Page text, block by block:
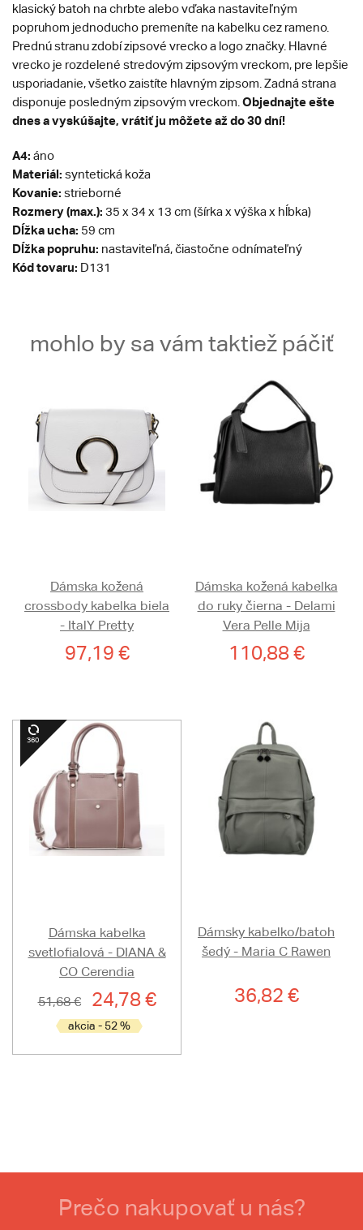
klasický batoh na chrbte alebo vďaka nastaviteľným
popruhom jednoducho premeníte na kabelku cez rameno.
Prednú stranu zdobí zipsové vrecko a logo značky. Hlavné
vrecko je rozdelené stredovým zipsovým vreckom, pre lepšie
usporiadanie, všetko zaistíte hlavným zipsom. Zadná strana
disponuje posledným zipsovým vreckom. Objednajte ešte
dnes a vyskúšajte, vrátiť ju môžete až do 30 dní!
A4: áno
Materiál: syntetická koža
Kovanie: strieborné
Rozmery (max.): 35 x 34 x 13 cm (šírka x výška x hĺbka)
Dĺžka ucha: 59 cm
Dĺžka popruhu: nastaviteľná, čiastočne odnímateľný
Kód tovaru: D131
mohlo by sa vám taktiež páčiť
Dámska kožená
crossbody kabelka biela
- ItalY Pretty
97,19 €
Dámska kožená kabelka
do ruky čierna - Delami
Vera Pelle Mija
110,88 €
Dámska kabelka
svetlofialová - DIANA &
CO Cerendia
51,68 €
24,78 €
akcia - 52 %
Dámsky kabelko/batoh
šedý - Maria C Rawen
36,82 €
Prečo nakupovať u nás?